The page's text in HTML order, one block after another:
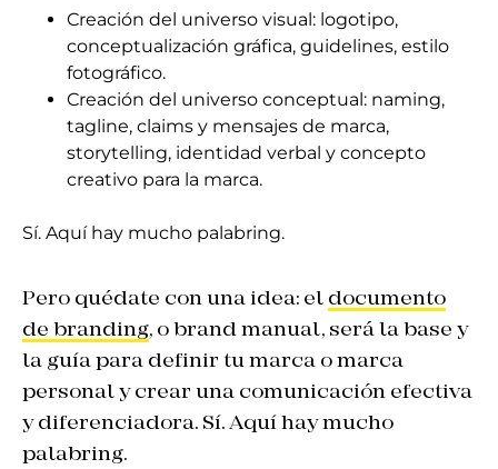
Creación del universo visual: logotipo,
conceptualización gráfica, guidelines, estilo
fotográfico.
Creación del universo conceptual: naming,
tagline, claims y mensajes de marca,
storytelling, identidad verbal y concepto
creativo para la marca.
Sí. Aquí hay mucho palabring.
Pero quédate con una idea: el documento
de branding, o brand manual, será la base y
la guía para definir tu marca o marca
personal y crear una comunicación efectiva
y diferenciadora. Sí. Aquí hay mucho
palabring.